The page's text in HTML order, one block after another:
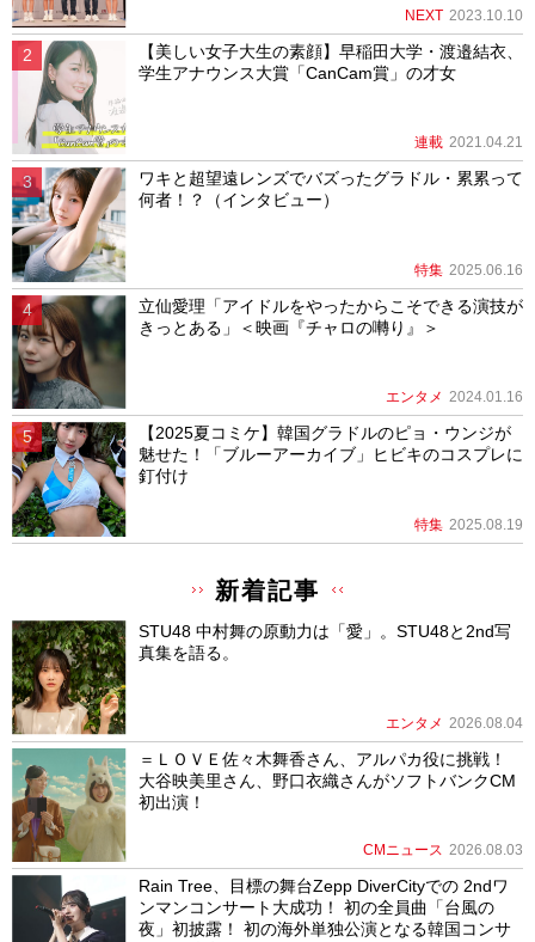
NEXT 2023.10.10
【美しい女子大生の素顔】早稲田大学・渡邉結衣、
学生アナウンス大賞「CanCam賞」の才女
連載 2021.04.21
ワキと超望遠レンズでバズったグラドル・累累って
何者！？（インタビュー）
特集 2025.06.16
立仙愛理「アイドルをやったからこそできる演技が
きっとある」＜映画『チャロの囀り』＞
エンタメ 2024.01.16
【2025夏コミケ】韓国グラドルのピョ・ウンジが
魅せた！「ブルーアーカイブ」ヒビキのコスプレに
釘付け
特集 2025.08.19
新着記事
STU48 中村舞の原動力は「愛」。STU48と2nd写
真集を語る。
エンタメ 2026.08.04
＝ＬＯＶＥ佐々木舞香さん、アルパカ役に挑戦！
大谷映美里さん、野口衣織さんがソフトバンクCM
初出演！
CMニュース 2026.08.03
Rain Tree、目標の舞台Zepp DiverCityでの 2ndワ
ンマンコンサート大成功！ 初の全員曲「台風の
夜」初披露！ 初の海外単独公演となる韓国コンサ